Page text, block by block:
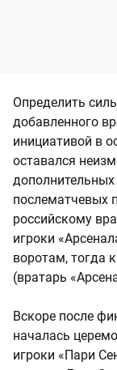
Определить
добавленного
инициативой в
оставался
послематчевых
российскому
игроки
воротам, тогда
(вратарь
Вскоре после
началась
игроки «Пари